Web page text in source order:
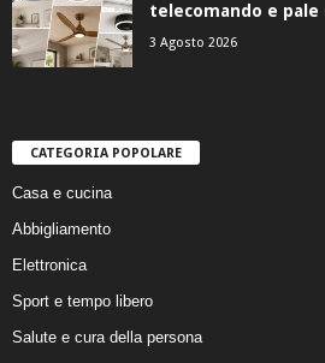
telecomando e pale
3 Agosto 2026
CATEGORIA POPOLARE
Casa e cucina
Abbigliamento
Elettronica
Sport e tempo libero
Salute e cura della persona